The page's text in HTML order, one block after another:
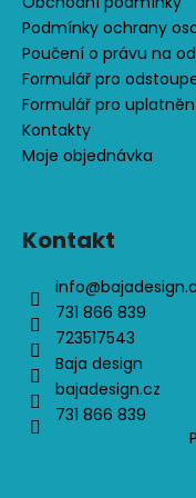
Podmínky ochrany
Poučení o právu na
Formulář pro
Formulář pro
Kontakty
Moje objednávka
Kontakt
info@
731 866 839
723517543
Baja design
bajadesign.cz
731 866 839